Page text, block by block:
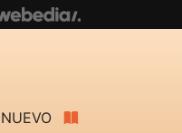
NUEVO